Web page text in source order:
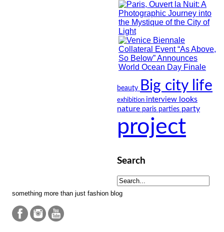
beauty Big city life
exhibition interview looks
nature paris parties party
project
Search
something more than just fashion blog